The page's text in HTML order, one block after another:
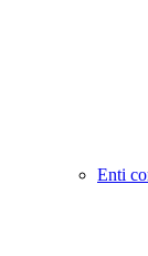
Enti